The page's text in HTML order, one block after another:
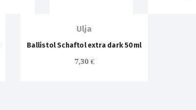
Ulja
Ballistol Schaftol extra dark 50ml
7,30€